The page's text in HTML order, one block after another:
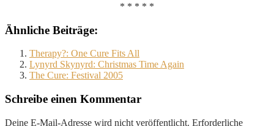
* * * * *
Ähnliche Beiträge:
Therapy?: One Cure Fits All
Lynyrd Skynyrd: Christmas Time Again
The Cure: Festival 2005
Schreibe einen Kommentar
Deine E-Mail-Adresse wird nicht veröffentlicht. Erforderliche